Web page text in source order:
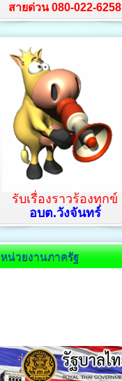
สายด่วน 080-022-6258
รับเรื่องราวร้องทุกข์
อบต.วังจันทร์
หน่วยงานภาครัฐ